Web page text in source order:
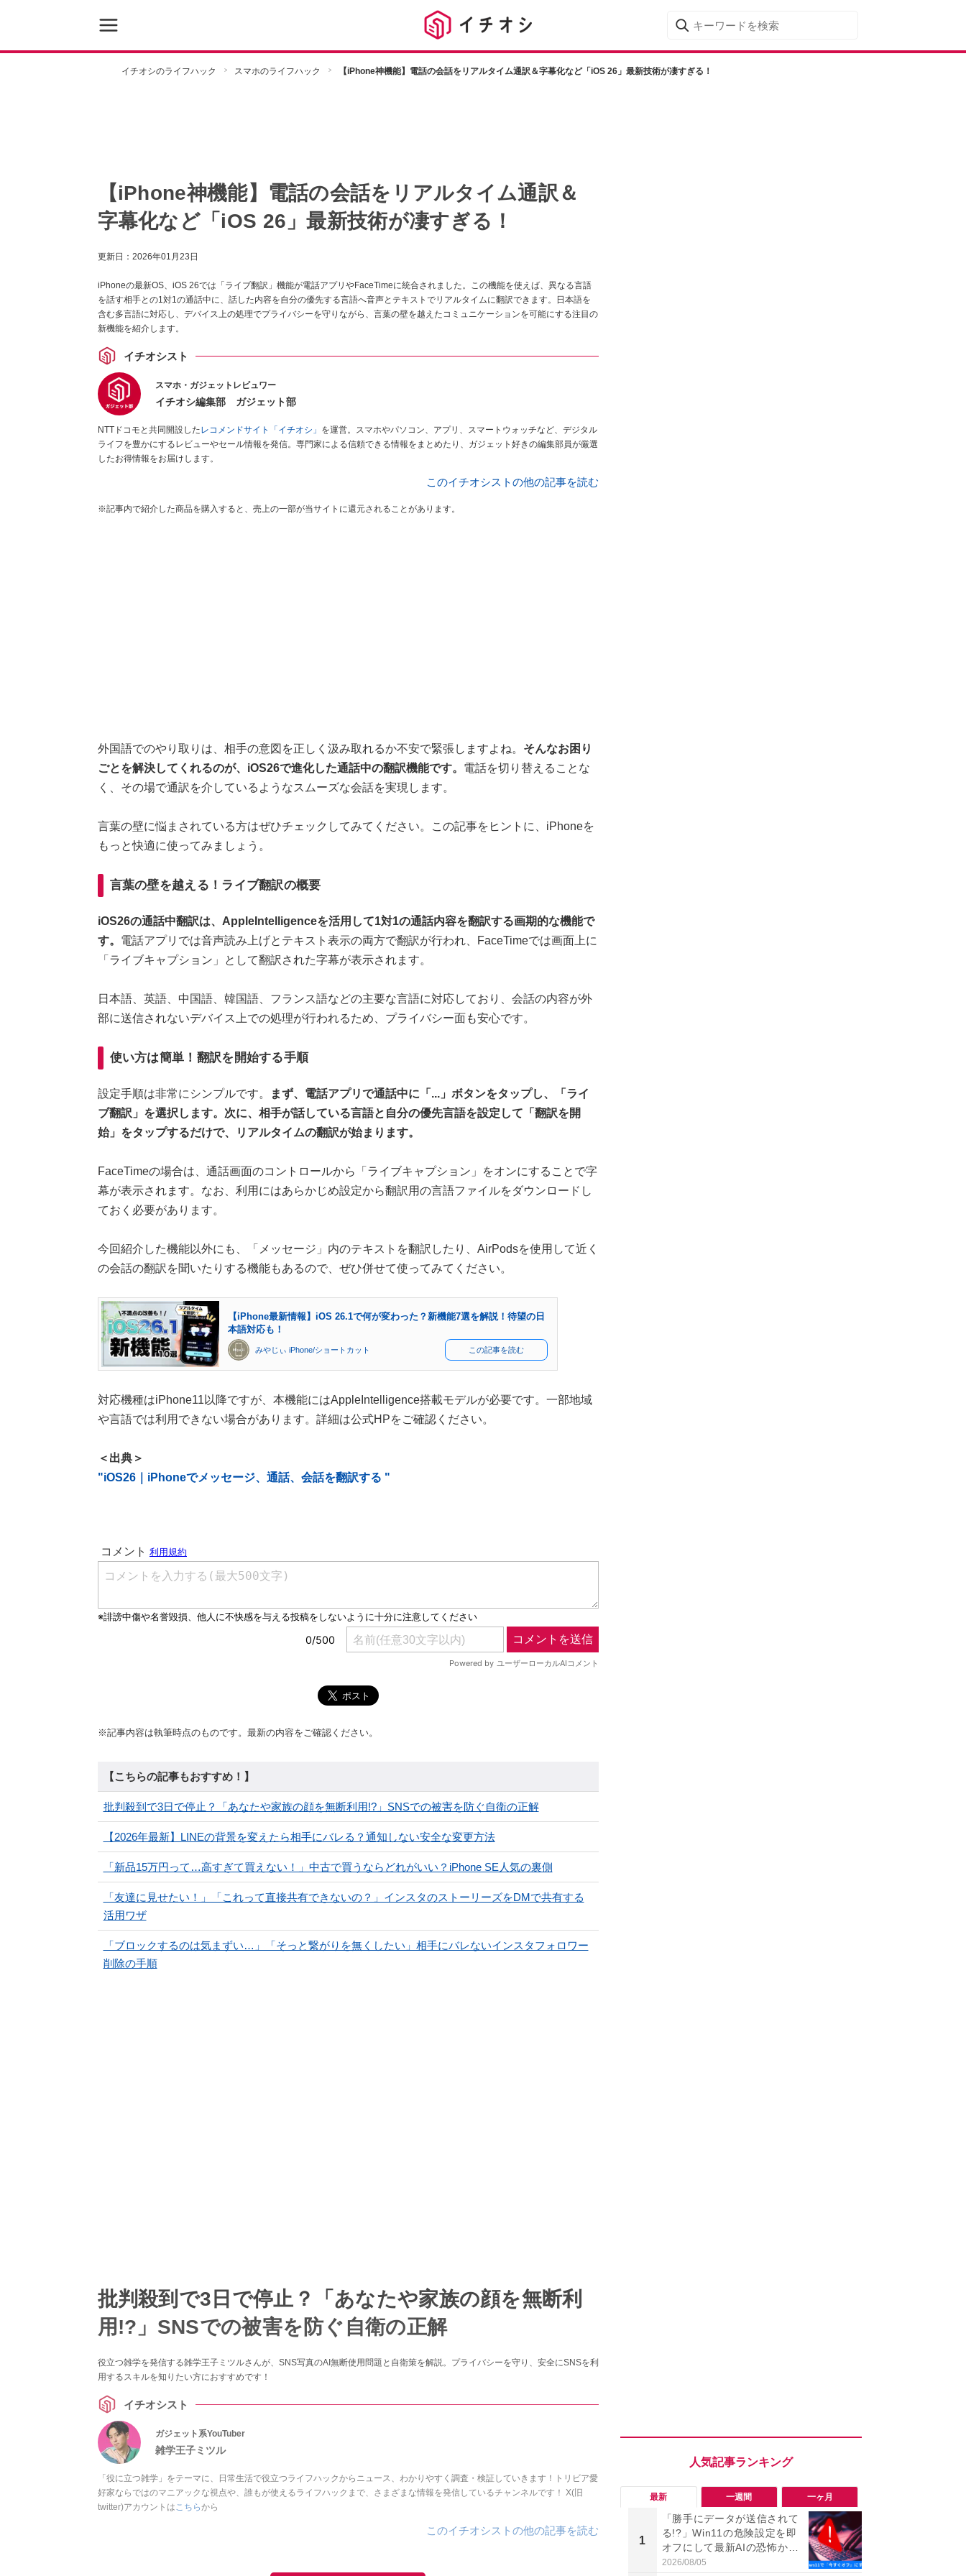
イチオシのライフハック スマホのライフハック 【iPhone神機能】電話の会話をリアルタイム通訳＆字幕化など「iOS 26」最新技術が凄すぎる！
【iPhone神機能】電話の会話をリアルタイム通訳＆
字幕化など「iOS 26」最新技術が凄すぎる！
更新日： 2026年01月23日
iPhoneの最新OS、iOS 26では「ライブ翻訳」機能が電話アプリやFaceTimeに統合されました。この機能を使えば、異なる言語
を話す相手との1対1の通話中に、話した内容を自分の優先する言語へ音声とテキストでリアルタイムに翻訳できます。日本語を
含む多言語に対応し、デバイス上の処理でプライバシーを守りながら、言葉の壁を越えたコミュニケーションを可能にする注目の
新機能を紹介します。
イチオシスト
スマホ・ガジェットレビュワー
イチオシ編集部 ガジェット部
NTTドコモと共同開設したレコメンドサイト「イチオシ」 を運営。スマホやパソコン、アプリ、スマートウォッチなど、デジタル
ライフを豊かにするレビューやセール情報を発信。専門家による信頼できる情報をまとめたり、ガジェット好きの編集部員が厳選
したお得情報をお届けします。
このイチオシストの他の記事を読む
※記事内で紹介した商品を購入すると、売上の一部が当サイトに還元されることがあります。
外国語でのやり取りは、相手の意図を正しく汲み取れるか不安で緊張しますよね。 そんなお困り
ごとを解決してくれるのが、iOS26で進化した通話中の翻訳機能です。 電話を切り替えることな
く、その場で通訳を介しているようなスムーズな会話を実現します。
言葉の壁に悩まされている方はぜひチェックしてみてください。この記事をヒントに、iPhoneを
もっと快適に使ってみましょう。
言葉の壁を越える！ライブ翻訳の概要
iOS26の通話中翻訳は、AppleIntelligenceを活用して1対1の通話内容を翻訳する画期的な機能で
す。 電話アプリでは音声読み上げとテキスト表示の両方で翻訳が行われ、FaceTimeでは画面上に
「ライブキャプション」として翻訳された字幕が表示されます。
日本語、英語、中国語、韓国語、フランス語などの主要な言語に対応しており、会話の内容が外
部に送信されないデバイス上での処理が行われるため、プライバシー面も安心です。
使い方は簡単！翻訳を開始する手順
設定手順は非常にシンプルです。
まず、電話アプリで通話中に「...」ボタンをタップし、「ライ
ブ翻訳」を選択します。次に、相手が話している言語と自分の優先言語を設定して「翻訳を開
始」をタップするだけで、リアルタイムの翻訳が始まります。
FaceTimeの場合は、通話画面のコントロールから「ライブキャプション」をオンにすることで字
幕が表示されます。なお、利用にはあらかじめ設定から翻訳用の言語ファイルをダウンロードし
ておく必要があります。
今回紹介した機能以外にも、「メッセージ」内のテキストを翻訳したり、AirPodsを使用して近く
の会話の翻訳を聞いたりする機能もあるので、ぜひ併せて使ってみてください。
【iPhone最新情報】iOS 26.1で何が変わった？新機能7選を解説！待望の日
本語対応も！
みやじぃ iPhone/ショートカット この記事を読む
対応機種はiPhone11以降ですが、本機能にはAppleIntelligence搭載モデルが必要です。一部地域
や言語では利用できない場合があります。詳細は公式HPをご確認ください。
＜出典＞
"iOS26｜iPhoneでメッセージ、通話、会話を翻訳する "
※記事内容は執筆時点のものです。最新の内容をご確認ください。
【こちらの記事もおすすめ！】
批判殺到で3日で停止？「あなたや家族の顔を無断利用!?」SNSでの被害を防ぐ自衛の正解
【2026年最新】LINEの背景を変えたら相手にバレる？通知しない安全な変更方法
「新品15万円って…高すぎて買えない！」中古で買うならどれがいい？iPhone SE人気の裏側
「友達に見せたい！」「これって直接共有できないの？」インスタのストーリーズをDMで共有する
活用ワザ
「ブロックするのは気まずい…」「そっと繋がりを無くしたい」相手にバレないインスタフォロワー
削除の手順
批判殺到で3日で停止？「あなたや家族の顔を無断利
用!?」SNSでの被害を防ぐ自衛の正解
役立つ雑学を発信する雑学王子ミツルさんが、SNS写真のAI無断使用問題と自衛策を解説。プライバシーを守り、安全にSNSを利
用するスキルを知りたい方におすすめです！
イチオシスト
ガジェット系YouTuber
雑学王子ミツル
「役に立つ雑学」をテーマに、日常生活で役立つライフハックからニュース、わかりやすく調査・検証していきます！トリビア愛
好家ならではのマニアックな視点や、誰もが使えるライフハックまで、さまざまな情報を発信しているチャンネルです！ X(旧
twitter)アカウントはこちらから
このイチオシストの他の記事を読む
最新 一週間 一ヶ月
1
「勝手にデータが送信されて
る!?」Win11の危険設定を即
オフにして最新AIの恐怖から
身を守る技
2026/08/05